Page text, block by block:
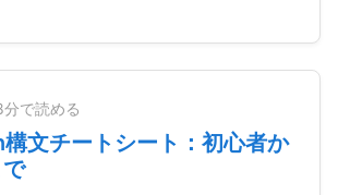
分で読める
文チートシート：初心者か